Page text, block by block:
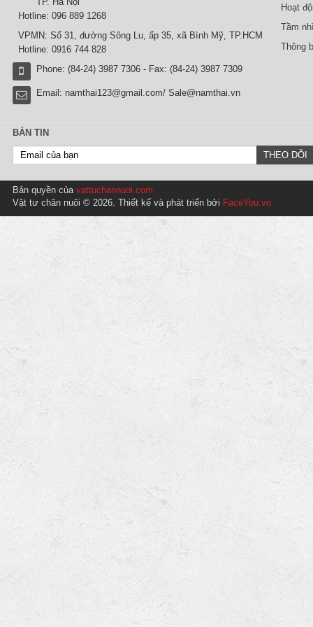
Hotline: 096 889 1268
VPMN: Số 31, đường Sông Lu, ấp 35, xã Bình Mỹ, TP.HCM
Hotline: 0916 744 828
Phone: (84-24) 3987 7306 - Fax: (84-24) 3987 7309
Email: namthai123@gmail.com/ Sale@namthai.vn
Hoạt
Tầm
Thông
BẢN TIN
Bản quyền của vattuchannuoi.com
Vật tư chăn nuôi © 2026. Thiết kế và phát triển bởi FaceYou.vn